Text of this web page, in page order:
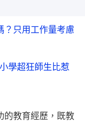
？只用工作量考慮
學超狂師生比惹
的教育經歷，既教